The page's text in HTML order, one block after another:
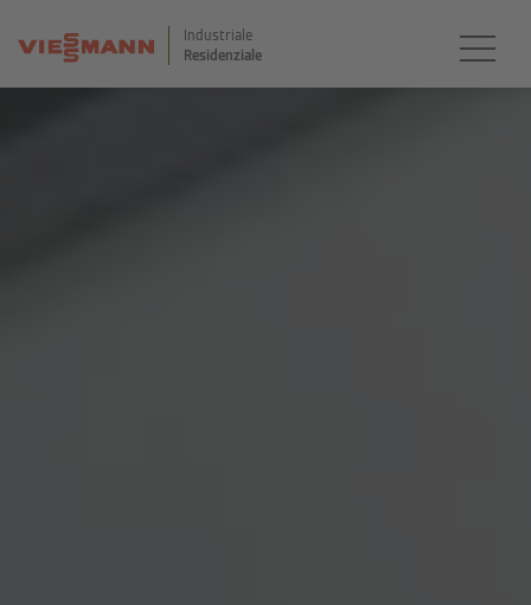
Industriale
Residenziale